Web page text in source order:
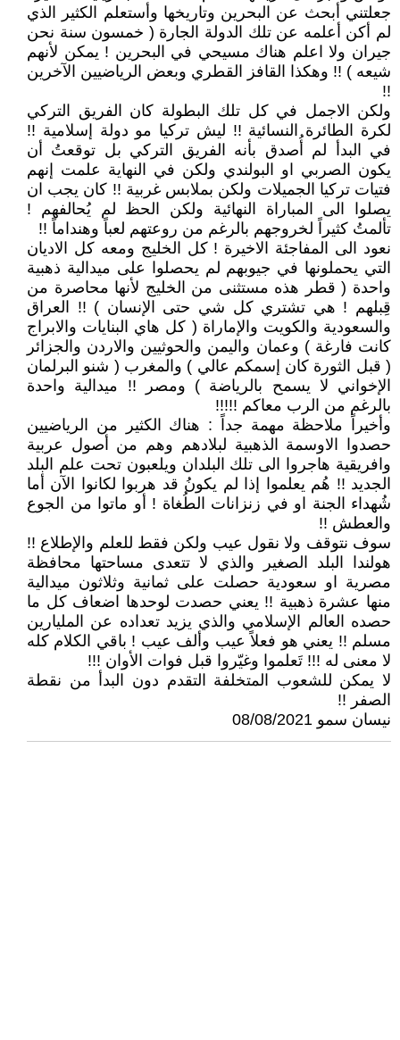
جعلتني أبحث عن البحرين وتاريخها وأستعلم الكثير الذي
لم أكن أعلمه عن تلك الدولة الجارة ( خمسون سنة نحن
جيران ولا اعلم هناك مسيحي في البحرين ! يمكن لأنهم
شيعه ) !! وهكذا القافز القطري وبعض الرياضيين الآخرين
!!
ولكن الاجمل في كل تلك البطولة كان الفريق التركي
لكرة الطائرة النسائية !! ليش تركيا مو دولة إسلامية !!
في البدأ لم أُصدق بأنه الفريق التركي بل توقعتُ أن
يكون الصربي او البولندي ولكن في النهاية علمت إنهم
فتيات تركيا الجميلات ولكن بملابس غربية !! كان يجب ان
يصلوا الى المباراة النهائية ولكن الحظ لم يُحالفهم !
تألمتُ كثيراً لخروجهم بالرغم من روعتهم لعباً وهنداماً !!
نعود الى المفاجئة الاخيرة ! كل الخليج ومعه كل الاديان
التي يحملونها في جيوبهم لم يحصلوا على ميدالية ذهبية
واحدة ( قطر هذه مستثنى من الخليج لأنها محاصرة من
قِبلهم ! هي تشتري كل شي حتى الإنسان ) !! العراق
والسعودية والكويت والإماراة ( كل هاي البنايات والابراج
كانت فارغة ) وعمان واليمن والحوثيين والاردن والجزائر
( قبل الثورة كان إسمكم عالي ) والمغرب ( شنو البرلمان
الإخواني لا يسمح بالرياضة ) ومصر !! ميدالية واحدة
بالرغم من الرب معاكم !!!!!
وأخيراً ملاحظة مهمة جداً : هناك الكثير من الرياضيين
حصدوا الاوسمة الذهبية لبلادهم وهم من أصول عربية
وافريقية هاجروا الى تلك البلدان ويلعبون تحت علم البلد
الجديد !! هُم يعلموا إذا لم يكونُ قد هربوا لكانوا الآن أما
شُهداء الجنة او في زنزانات الطُغاة ! أو ماتوا من الجوع
والعطش !!
سوف نتوقف ولا نقول عيب ولكن فقط للعلم والإطلاع !!
هولندا البلد الصغير والذي لا تتعدى مساحتها محافظة
مصرية او سعودية حصلت على ثمانية وثلاثون ميدالية
منها عشرة ذهبية !! يعني حصدت لوحدها اضعاف كل ما
حصده العالم الإسلامي والذي يزيد تعداده عن المليارين
مسلم !! يعني هو فعلاً عيب وألف عيب ! باقي الكلام كله
لا معنى له !!! تَعلموا وغيّروا قبل فوات الأوان !!!
لا يمكن للشعوب المتخلفة التقدم دون البدأ من نقطة
الصفر !!
نيسان سمو 08/08/2021